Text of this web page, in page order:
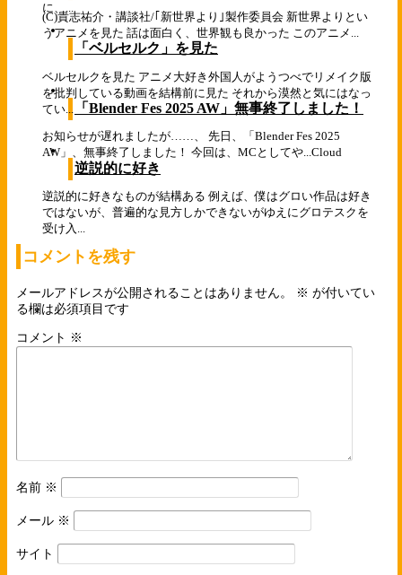
に、...
(C)貴志祐介・講談社/｢新世界より｣製作委員会 新世界よりとい
うアニメを見た 話は面白く、世界観も良かった このアニメ...
「ベルセルク」を見た
ベルセルクを見た アニメ大好き外国人がようつべでリメイク版
を批判している動画を結構前に見た それから漠然と気にはなっ
てい...
「Blender Fes 2025 AW」無事終了しました！
お知らせが遅れましたが……、 先日、「Blender Fes 2025
AW」、無事終了しました！ 今回は、MCとしてや...Cloud
逆説的に好き
逆説的に好きなものが結構ある 例えば、僕はグロい作品は好き
ではないが、普遍的な見方しかできないがゆえにグロテスクを
受け入...
コメントを残す
メールアドレスが公開されることはありません。 ※ が付いてい
る欄は必須項目です
コメント ※
名前 ※
メール ※
サイト